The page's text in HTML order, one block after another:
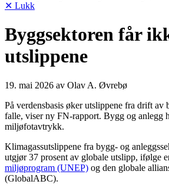
✕ Lukk
Byggsektoren får
utslippene
19. mai 2026 av Olav A. Øvrebø
På verdensbasis øker utslippene fra drift av
falle, viser ny FN-rapport. Bygg og anlegg
miljøfotavtrykk.
Klimagassutslippene fra bygg- og
utgjør 37 prosent av globale utslipp, ifølge
miljøprogram (UNEP) og den globale
(GlobalABC).